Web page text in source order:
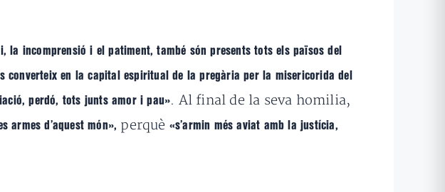
la incomprensió i el patiment, també són presents tots els països del
converteix en la capital espiritual de la pregària per la misericorida del
perdó, tots junts amor i pau». Al final de la seva homilia,
armes d’aquest món», perquè «s’armin més aviat amb la justícia,